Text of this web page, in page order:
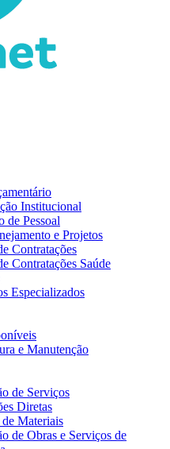
Institucional
de Pessoal
e Projetos
Contratações
Contratações Saúde
Especializados
e Manutenção
de Serviços
Diretas
Materiais
de Obras e Serviços de